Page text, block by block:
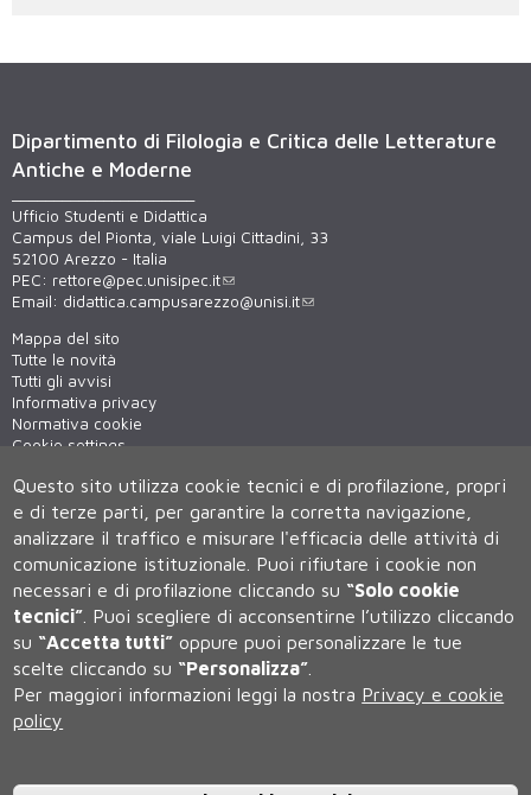
Dipartimento di Filologia e Critica delle Letterature
Antiche e Moderne
Ufficio Studenti e Didattica
Campus del Pionta, viale Luigi Cittadini, 33
52100 Arezzo - Italia
PEC: rettore@pec.unisipec.it
Email: didattica.campusarezzo@unisi.it
Mappa del sito
Tutte le novità
Tutti gli avvisi
Informativa privacy
Normativa cookie
Cookie settings
WiFi - unisiWireless
Università degli Studi di Siena
Rettorato, via Banchi di Sotto 55, 53100 Siena ITALIA
P.IVA 00273530527 | C.F. 80002070524 | Caselle Pec:
0577 235555 (dal lunedì al venerdì dalle 9.30 alle 10.30)
Questo sito utilizza cookie tecnici e di profilazione, propri
e di terze parti, per garantire la corretta navigazione,
analizzare il traffico e misurare l'efficacia delle attività di
comunicazione istituzionale. Puoi rifiutare i cookie non
necessari e di profilazione cliccando su “Solo cookie
tecnici” Puoi scegliere di acconsentirne l’utilizzo cliccando
su “Accetta tutti” oppure puoi personalizzare le tue
scelte cliccando su “Personalizza”
Per maggiori informazioni leggi la nostra Privacy e cookie
policy